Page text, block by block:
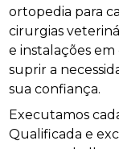
ortopedia para
cirurgias
e instalações
suprir a
sua confiança.
Executamos
Qualificada e